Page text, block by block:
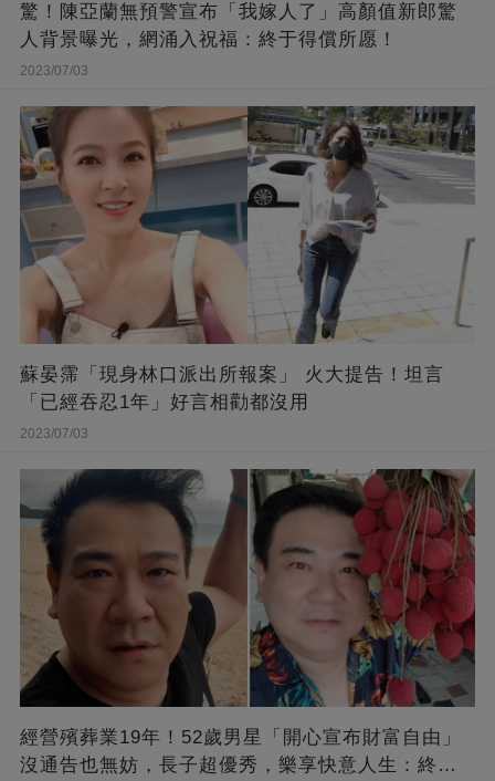
驚！陳亞蘭無預警宣布「我嫁人了」高顏值新郎驚
人背景曝光，網涌入祝福：終于得償所愿！
2023/07/03
蘇晏霈「現身林口派出所報案」 火大提告！坦言
「已經吞忍1年」好言相勸都沒用
2023/07/03
經營殯葬業19年！52歲男星「開心宣布財富自由」
沒通告也無妨，長子超優秀，樂享快意人生：終于